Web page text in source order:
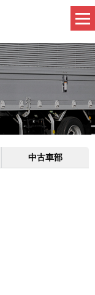
中古車部